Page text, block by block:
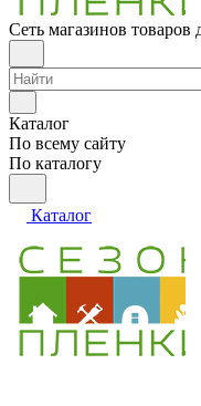
Сеть магазинов
Каталог
По всему сайту
По каталогу
Каталог